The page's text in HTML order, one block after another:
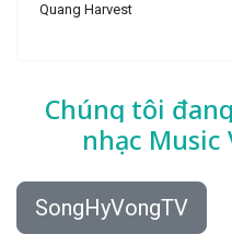
Quang Harvest
Chúng tôi
nhạc Music
SongHyVongTV